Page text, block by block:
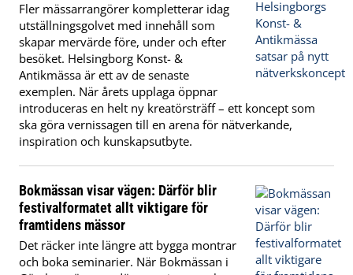
Fler mässarrangörer kompletterar idag
utställningsgolvet med innehåll som
skapar mervärde före, under och efter
besöket. Helsingborg Konst- &
Antikmässa är ett av de senaste
exemplen. När årets upplaga öppnar
introduceras en helt ny kreatörsträff – ett koncept som
ska göra vernissagen till en arena för nätverkande,
inspiration och kunskapsutbyte.
Bokmässan visar vägen: Därför blir
festivalformatet allt viktigare för
framtidens mässor
Det räcker inte längre att bygga montrar
och boka seminarier. När Bokmässan i